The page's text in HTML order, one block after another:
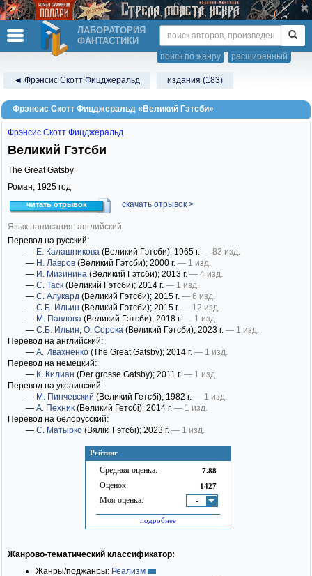
ЛАБОРАТОРИЯ
ФАНТАСТИКИ
расширенный
поиск по жанру
◄ Фрэнсис Скотт Фицджеральд издания (183)
Фрэнсис Скотт Фицджеральд «Великий Гэтсби»
Рейтинг
Средняя оценка: 7.88
Оценок: 1427
Моя оценка: -
подробнее
Фрэнсис Скотт Фицджеральд
Великий Гэтсби
The Great Gatsby
Роман, 1925 год
читать отрывок скачать отрывок >
Язык написания: английский
Перевод на русский:
— Е. Калашникова (Великий Гэтсби); 1965 г. — 83 изд.
— Н. Лавров (Великий Гэтсби); 2000 г. — 1 изд.
— И. Мизинина (Великий Гэтсби); 2013 г. — 4 изд.
— С. Таск (Великий Гэтсби); 2014 г. — 1 изд.
— С. Алукард (Великий Гэтсби); 2015 г. — 6 изд.
— С.Б. Ильин (Великий Гэтсби); 2015 г. — 12 изд.
— М. Павлова (Великий Гэтсби); 2018 г. — 1 изд.
— С.Б. Ильин, О. Сорока (Великий Гэтсби); 2023 г. — 1 изд.
Перевод на английский:
— А. Ивахненко (The Great Gatsby); 2014 г. — 1 изд.
Перевод на немецкий:
— К. Килиан (Der grosse Gatsby); 2011 г. — 1 изд.
Перевод на украинский:
— М. Пинчевский (Великий Гетсбі); 1982 г. — 1 изд.
— А. Пехник (Великий Гетсбі); 2014 г. — 1 изд.
Перевод на белорусский:
— С. Матырко (Вялікі Гэтсбі); 2023 г. — 1 изд.
Жанрово-тематический классификатор:
Жанры/поджанры: Реализм